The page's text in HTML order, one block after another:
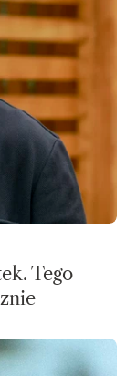
Tego